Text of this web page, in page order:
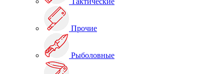
Прочие
Рыболовные